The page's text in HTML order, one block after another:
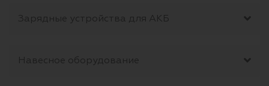
Зарядные устройства для АКБ
Навесное оборудование